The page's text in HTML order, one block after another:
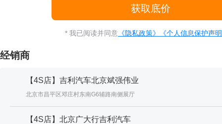
* 我已阅读并同意 《隐私政策》 《个人信息保护声
经销商
【4S店】吉利汽车北京斌强伟业
北京市昌平区邓庄村东南G6辅路南侧展厅
【4S店】北京广大行吉利汽车